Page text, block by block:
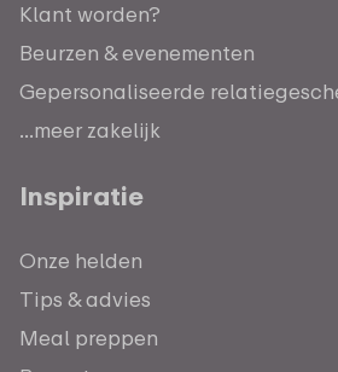
Klant worden?
Beurzen & evenementen
Gepersonaliseerde
...meer zakelijk
Inspiratie
Onze helden
Tips & advies
Meal preppen